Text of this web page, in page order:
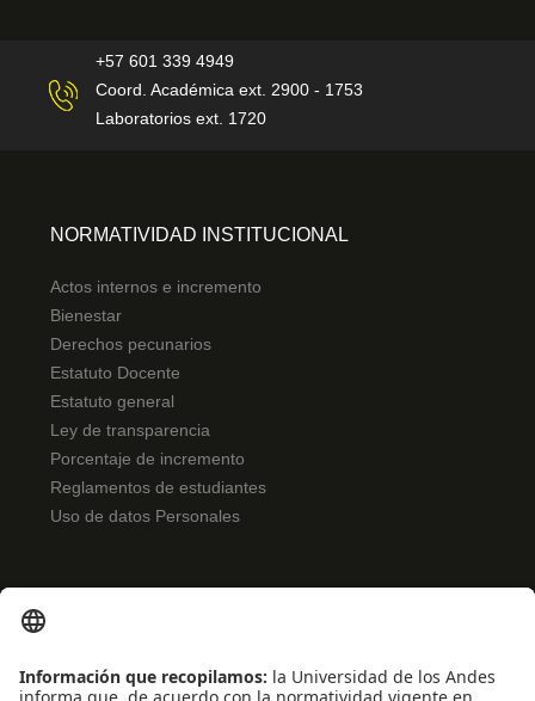
+57 601 339 4949
Coord. Académica ext. 2900 - 1753
Laboratorios ext. 1720
NORMATIVIDAD INSTITUCIONAL
Actos internos e incremento
Bienestar
Derechos pecunarios
Estatuto Docente
Estatuto general
Ley de transparencia
Porcentaje de incremento
Reglamentos de estudiantes
Uso de datos Personales
Noticias
Eventos